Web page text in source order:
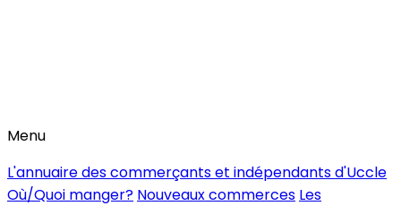
Menu
L'annuaire des commerçants et indépendants d'Uccle
Où/Quoi manger? Nouveaux commerces Les